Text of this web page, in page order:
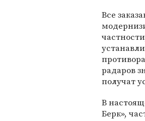
Все
радаров
получат
В
Берк»,